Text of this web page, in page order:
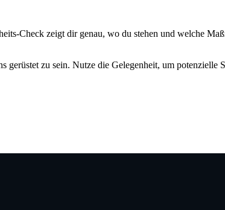
Check zeigt dir genau, wo du stehen und welche
zu sein. Nutze die Gelegenheit, um potenzielle